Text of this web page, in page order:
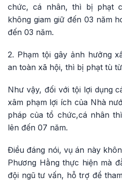
chức, cá nhân, thì bị phạt
không giam giữ đến 03 năm
đến 03 năm.
2. Phạm tội gây ảnh hưởng
an toàn xã hội, thì bị phạt tù
Như vậy, đối với tội lợi dụng
xâm phạm lợi ích của Nhà
pháp của tổ chức,cá nhân
lên đến 07 năm.
Điều đáng nói, vụ án này
Phương Hằng thực hiện mà
đội ngũ tư vấn, hỗ trợ để